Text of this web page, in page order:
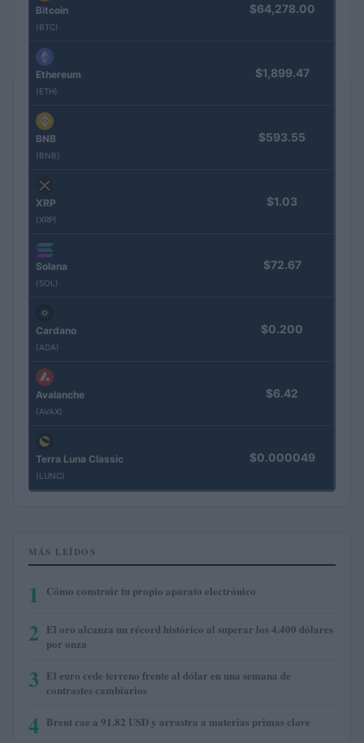
Bitcoin
(BTC)
$64,278.00
Ethereum
(ETH)
$1,899.47
BNB
(BNB)
$593.55
XRP
(XRP)
$1.03
Solana
(SOL)
$72.67
Cardano
(ADA)
$0.200
Avalanche
(AVAX)
$6.42
Terra Luna Classic
(LUNC)
$0.000049
MÁS LEÍDOS
1 Cómo construir tu propio aparato electrónico
2 El oro alcanza un récord histórico al superar los 4.400 dólares
por onza
3 El euro cede terreno frente al dólar en una semana de
contrastes cambiarios
4 Brent cae a 91.82 USD y arrastra a materias primas clave